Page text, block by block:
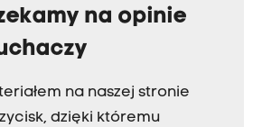
na opinie
na naszej stronie
dzięki któremu